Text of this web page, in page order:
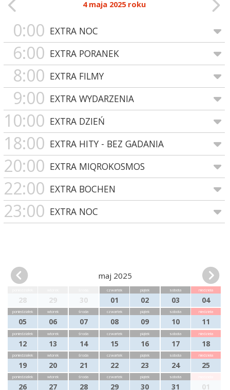
4 maja 2025 roku
0:00 EXTRA NOC
6:00 EXTRA PORANEK
8:00 EXTRA FILMY
9:00 EXTRA WYDARZENIA
10:00 EXTRA DZIEŃ
18:00 EXTRA HITY - BEZ GADANIA
20:00 EXTRA MIQROKOSMOS
22:00 EXTRA BOCHEN
23:00 EXTRA NOC
maj 2025
28 29 30
czwartek
01
piątek
02
sobota
03
niedziela
04
poniedziałek
05
wtorek
06
środa
07
czwartek
08
piątek
09
sobota
10
niedziela
11
poniedziałek
12
wtorek
13
środa
14
czwartek
15
piątek
16
sobota
17
niedziela
18
poniedziałek
19
wtorek
20
środa
21
czwartek
22
piątek
23
sobota
24
niedziela
25
poniedziałek
26
wtorek
27
środa
28
czwartek
29
piątek
30
sobota
31 01